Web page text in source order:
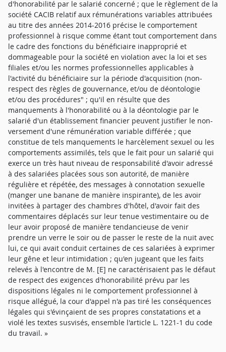
d'honorabilité par le salarié concerné ; que le règlement de la
société CACIB relatif aux rémunérations variables attribuées
au titre des années 2014-2016 précise le comportement
professionnel à risque comme étant tout comportement dans
le cadre des fonctions du bénéficiaire inapproprié et
dommageable pour la société en violation avec la loi et ses
filiales et/ou les normes professionnelles applicables à
l'activité du bénéficiaire sur la période d'acquisition (non-
respect des règles de gouvernance, et/ou de déontologie
et/ou des procédures" ; qu'il en résulte que des
manquements à l'honorabilité ou à la déontologie par le
salarié d'un établissement financier peuvent justifier le non-
versement d'une rémunération variable différée ; que
constitue de tels manquements le harcèlement sexuel ou les
comportements assimilés, tels que le fait pour un salarié qui
exerce un très haut niveau de responsabilité d'avoir adressé
à des salariées placées sous son autorité, de manière
régulière et répétée, des messages à connotation sexuelle
(manger une banane de manière inspirante), de les avoir
invitées à partager des chambres d'hôtel, d'avoir fait des
commentaires déplacés sur leur tenue vestimentaire ou de
leur avoir proposé de manière tendancieuse de venir
prendre un verre le soir ou de passer le reste de la nuit avec
lui, ce qui avait conduit certaines de ces salariées à exprimer
leur gêne et leur intimidation ; qu'en jugeant que les faits
relevés à l'encontre de M. [E] ne caractérisaient pas le défaut
de respect des exigences d'honorabilité prévu par les
dispositions légales ni le comportement professionnel à
risque allégué, la cour d'appel n'a pas tiré les conséquences
légales qui s'évinçaient de ses propres constatations et a
violé les textes susvisés, ensemble l'article L. 1221-1 du code
du travail. »